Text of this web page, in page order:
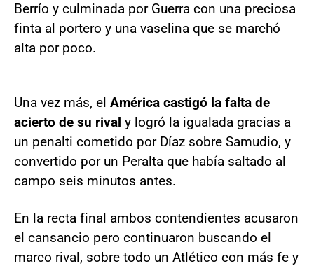
Berrío y culminada por Guerra con una preciosa
finta al portero y una vaselina que se marchó
alta por poco.
Una vez más, el América castigó la falta de
acierto de su rival y logró la igualada gracias a
un penalti cometido por Díaz sobre Samudio, y
convertido por un Peralta que había saltado al
campo seis minutos antes.
En la recta final ambos contendientes acusaron
el cansancio pero continuaron buscando el
marco rival, sobre todo un Atlético con más fe y